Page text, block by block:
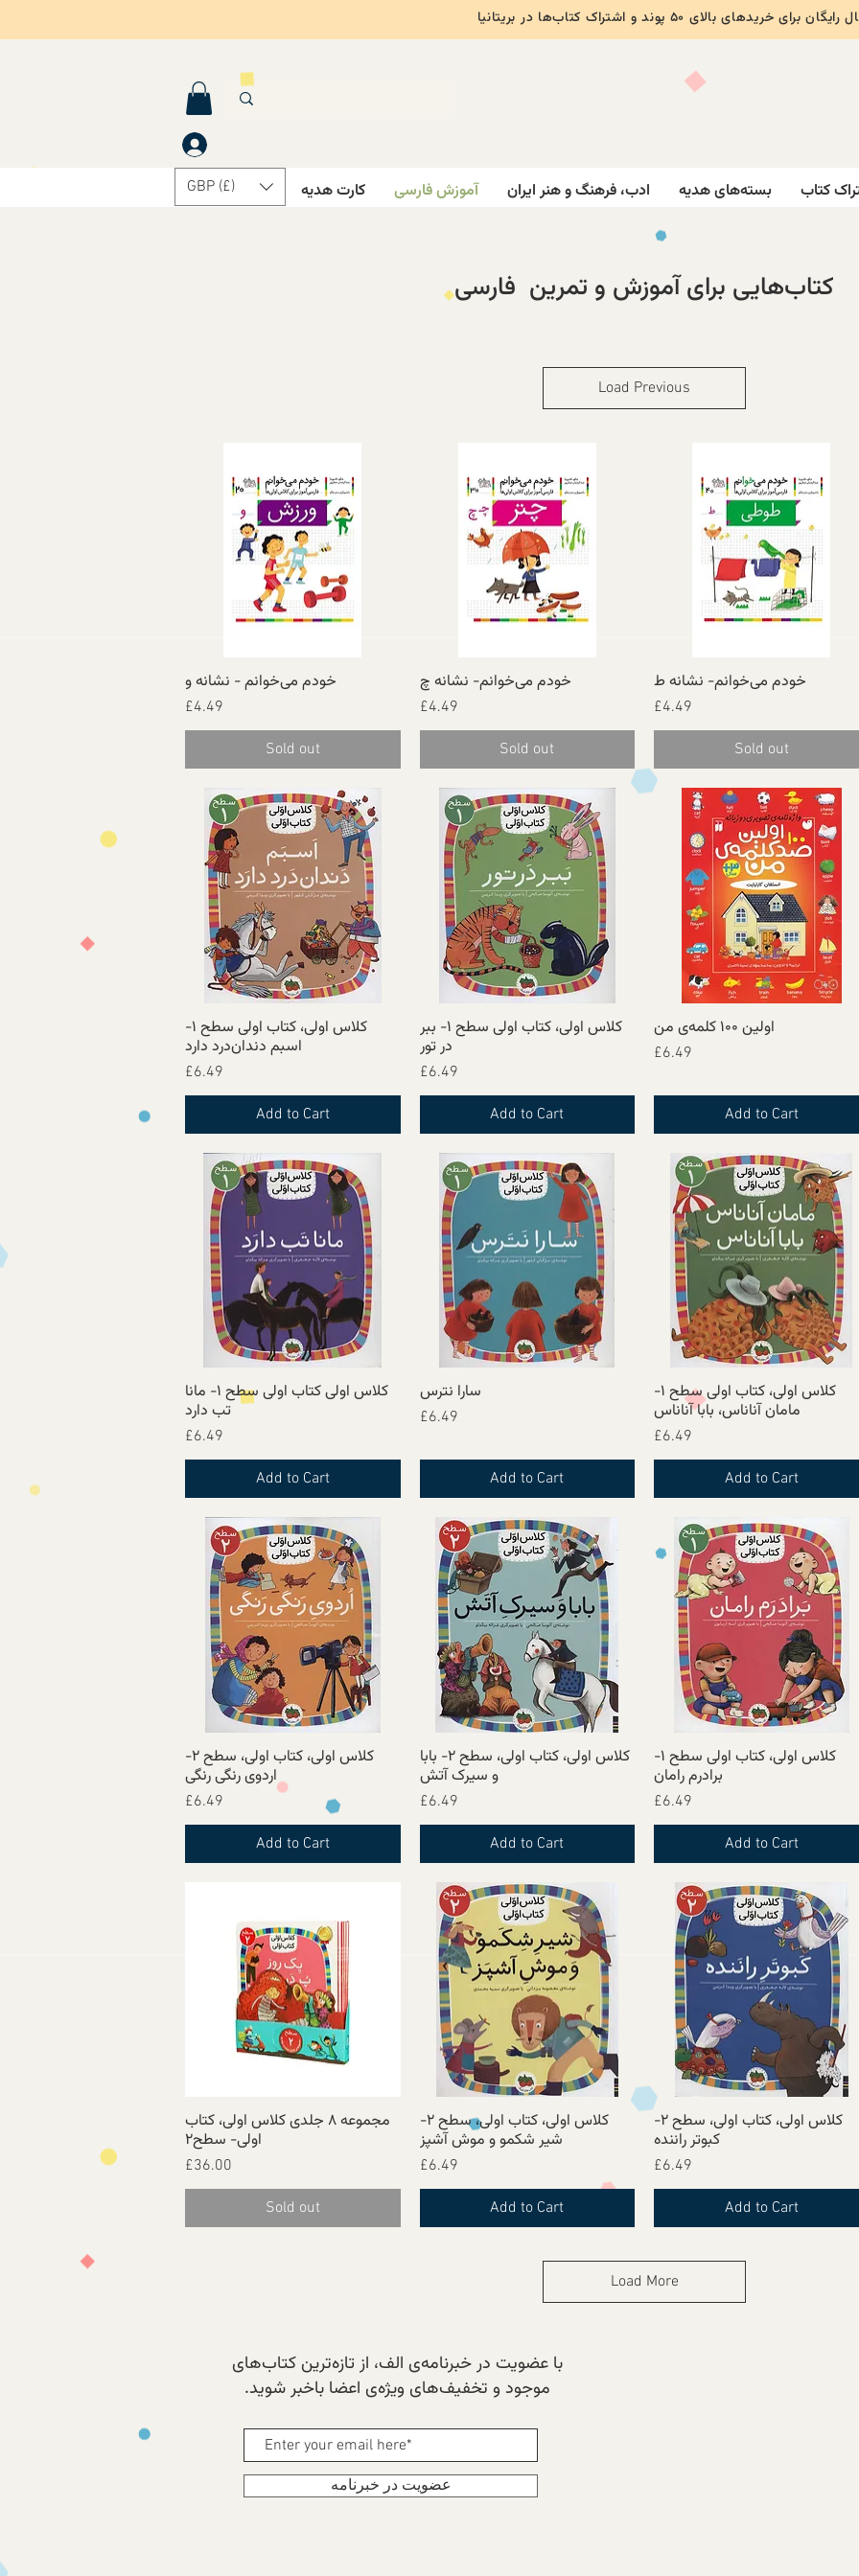
برای خریدهای بالای ۵۰ پوند و اشتراک کتاب‌ها در بریتانیا
کتاب بسته‌های هدیه ادب، فرهنگ و هنر ایران آموزش فارسی کارت هدیه درباره ماGBP (£)
کتاب‌هایی برای آموزش و تمرین فارسی
Load Previous
Quick View
خودم می‌خوانم- نشانه ط
Price
£4.49
Sold out
Quick View
خودم می‌خوانم- نشانه‌ چ
Price
£4.49
Sold out
Quick View
خودم می‌خوانم - نشانه و
Price
£4.49
Sold out
Quick View
اولین ۱۰۰ کلمه‌ی من
Price
£6.49
Add to Cart
Quick View
کلاس اولی، کتاب اولی سطح ۱- ببر
در تور
Price
£6.49
Add to Cart
Quick View
کلاس اولی، کتاب اولی سطح ۱-
اسبم دندا‌ن‌درد دارد
Price
£6.49
Add to Cart
Quick View
کلاس اولی، کتاب اولی سطح ۱-
مامان آناناس، بابا آناناس
Price
£6.49
Add to Cart
سارا نترس
Price
£6.49
Add to Cart
Quick View
کلاس اولی کتاب اولی سطح ۱- مانا
تب دارد
Price
£6.49
Add to Cart
Quick View
کلاس اولی، کتاب اولی سطح ۱-
برادرم رامان
Price
£6.49
Add to Cart
Quick View
کلاس اولی، کتاب اولی، سطح ۲- بابا
و سیرک آتش
Price
£6.49
Add to Cart
Quick View
کلاس اولی، کتاب اولی، سطح ۲-
اردوی رنگی رنگی
Price
£6.49
Add to Cart
Quick View
کلاس اولی، کتاب اولی، سطح ۲-
کبوتر راننده
Price
£6.49
Add to Cart
Quick View
کلاس اولی، کتاب اولی، سطح ۲-
شیر شکمو و موش آشپز
Price
£6.49
Add to Cart
Quick View
مجموعه ۸ جلدی کلاس اولی، کتاب
اولی- سطح۲
Price
£36.00
Sold out
Load More
با عضویت در خبرنامه‌ی الف، از تازه‌ترین کتاب‌های
موجود و تخفیف‌های ویژه‌ی اعضا باخبر شوید.
عضویت در خبرنامه